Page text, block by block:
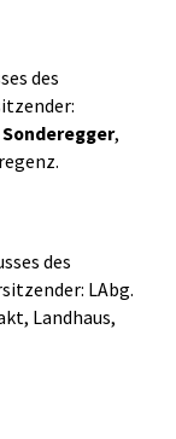
des
,
des
LAbg.
Landhaus,